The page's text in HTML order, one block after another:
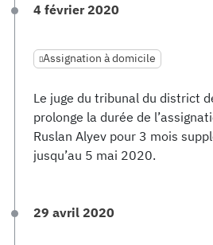
4 février 2020
Assignation à domicile
Le juge du tribunal du district
prolonge la durée de
Ruslan Alyev pour 3 mois
jusqu’au 5 mai 2020.
29 avril 2020